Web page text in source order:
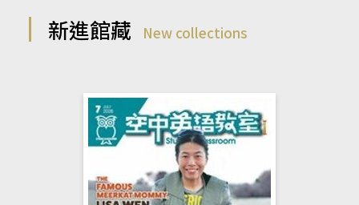
新進館藏 New collections